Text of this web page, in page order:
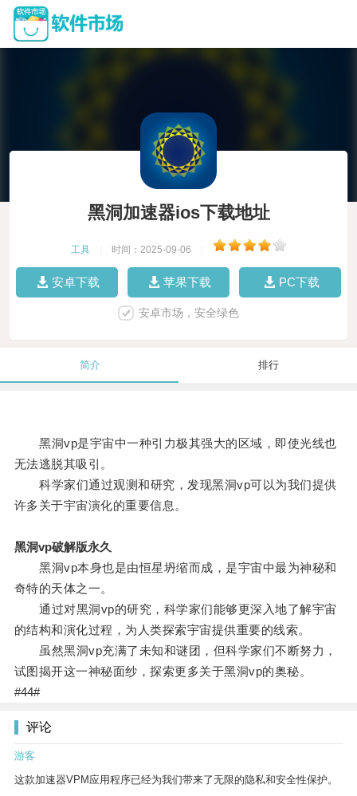
黑洞加速器ios下载地址
工具 时间：2025-09-06
安卓下载 苹果下载 PC下载
安卓市场，安全绿色
简介 排行
黑洞vp是宇宙中一种引力极其强大的区域，即使光线也
无法逃脱其吸引。
科学家们通过观测和研究，发现黑洞vp可以为我们提供
许多关于宇宙演化的重要信息。
黑洞vp破解版永久
黑洞vp本身也是由恒星坍缩而成，是宇宙中最为神秘和
奇特的天体之一。
通过对黑洞vp的研究，科学家们能够更深入地了解宇宙
的结构和演化过程，为人类探索宇宙提供重要的线索。
虽然黑洞vp充满了未知和谜团，但科学家们不断努力，
试图揭开这一神秘面纱，探索更多关于黑洞vp的奥秘。
#44#
评论
游客
这款加速器VPM应用程序已经为我们带来了无限的隐私和安全性保护。